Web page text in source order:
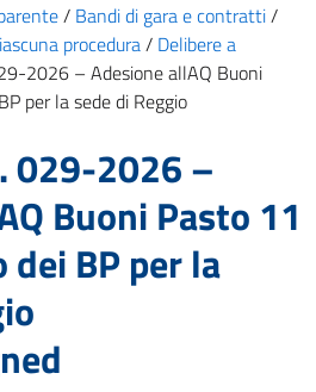
/ Bandi di gara e contratti/
procedura/ Delibere a
2026 – Adesione allAQ Buoni
per la sede di Reggio
029-2026 –
Buoni Pasto 11
BP per la